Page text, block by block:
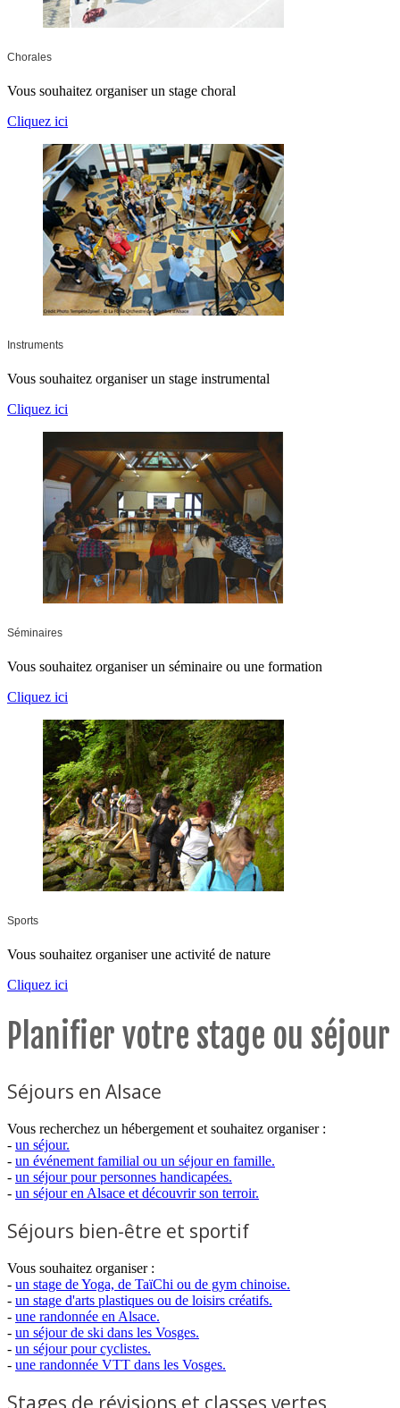
Chorales
Vous souhaitez organiser un stage choral
Cliquez ici
Instruments
Vous souhaitez organiser un stage instrumental
Cliquez ici
Séminaires
Vous souhaitez organiser un séminaire ou une formation
Cliquez ici
Sports
Vous souhaitez organiser une activité de nature
Cliquez ici
Planifier votre stage ou séjour
Séjours en Alsace
Vous recherchez un hébergement et souhaitez organiser :
- un séjour.
- un événement familial ou un séjour en famille.
- un séjour pour personnes handicapées.
- un séjour en Alsace et découvrir son terroir.
Séjours bien-être et sportif
Vous souhaitez organiser :
- un stage de Yoga, de TaïChi ou de gym chinoise.
- un stage d'arts plastiques ou de loisirs créatifs.
- une randonnée en Alsace.
- un séjour de ski dans les Vosges.
- un séjour pour cyclistes.
- une randonnée VTT dans les Vosges.
Stages de révisions et classes vertes